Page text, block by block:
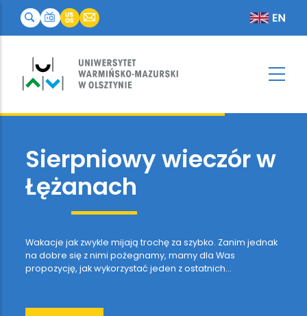
Sierpniowywieczórw
Łężanach
Wakacje jak zwykle mijają trochę za szybko. Zanim jednak
na dobre się z nimi pożegnamy, mamy dla Was
propozycję, jak wykorzystać jeden z ostatnich